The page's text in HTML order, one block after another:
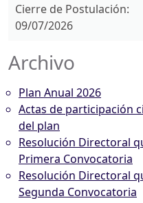
Cierre de Postulación:
09/07/2026
Archivo
Plan Anual 2026
Actas de participación
del plan
Resolución Directoral
Primera Convocatoria
Resolución Directoral
Segunda Convocatoria